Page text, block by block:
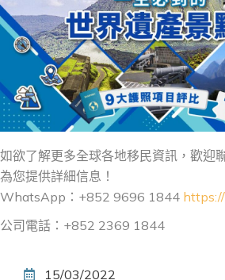
如欲了解更多全球各地移民資訊，歡迎
為您提供詳細信息！
WhatsApp：+852 9696 1844
公司電話：+852 2369 1844
15/03/2022